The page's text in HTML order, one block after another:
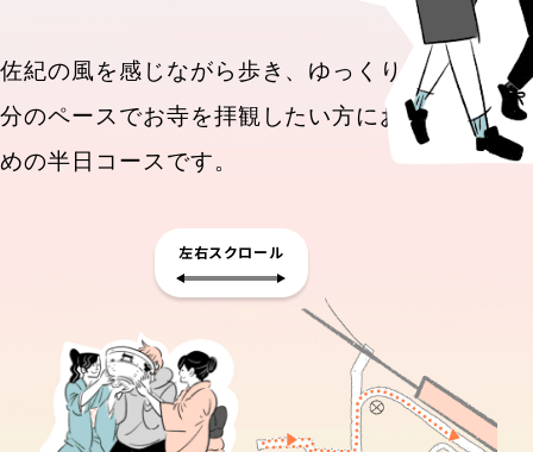
佐紀の風を感じながら歩き、ゆっくりと自
分のペースでお寺を拝観したい方におすす
めの半日コースです。
左右スクロール